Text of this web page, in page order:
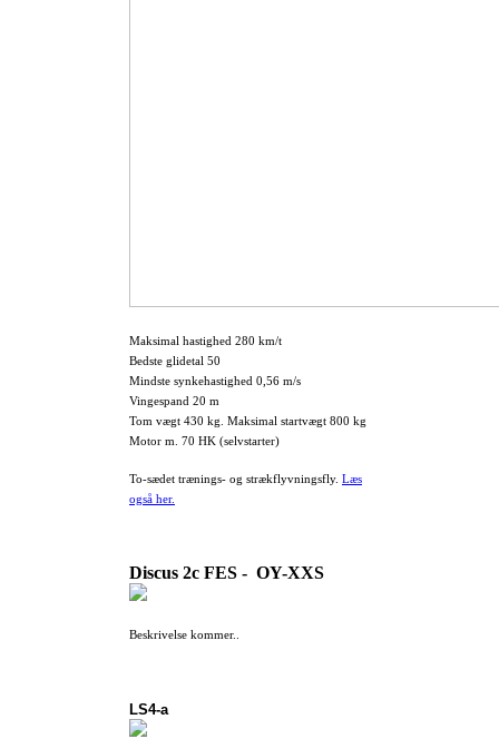
Maksimal hastighed 280 km/t
Bedste glidetal 50
Mindste synkehastighed 0,56 m/s
Vingespand 20 m
Tom vægt 430 kg. Maksimal startvægt 800 kg
Motor m. 70 HK (selvstarter)
To-sædet trænings- og strækflyvningsfly. Læs
også her.
Discus 2c FES - OY-XXS
Beskrivelse kommer..
LS4-a